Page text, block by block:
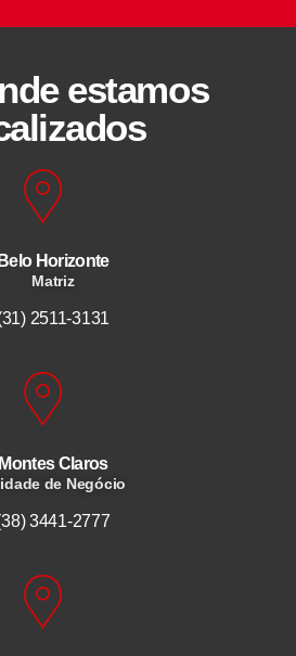
estamos
Belo Horizonte
Matriz
2511-3131
Montes Claros
de Negócio
3441-2777